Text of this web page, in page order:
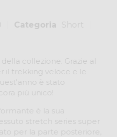
Categoria
Short
collezione. Grazie al
il trekking veloce e le
è stato
più unico!
è la sua
stretch series super
per la parte posteriore,